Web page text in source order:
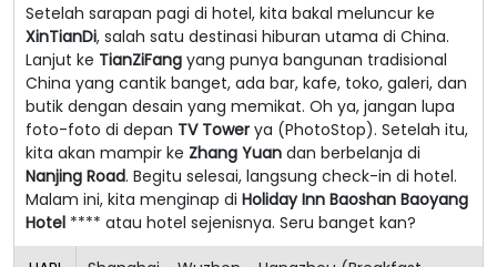
Setelah sarapan pagi di hotel, kita bakal meluncur ke
XinTianDi, salah satu destinasi hiburan utama di China.
Lanjut ke TianZiFang yang punya bangunan tradisional
China yang cantik banget, ada bar, kafe, toko, galeri, dan
butik dengan desain yang memikat. Oh ya, jangan lupa
foto-foto di depan TV Tower ya (PhotoStop). Setelah itu,
kita akan mampir ke Zhang Yuan dan berbelanja di
Nanjing Road. Begitu selesai, langsung check-in di hotel.
Malam ini, kita menginap di Holiday Inn Baoshan Baoyang
Hotel **** atau hotel sejenisnya. Seru banget kan?